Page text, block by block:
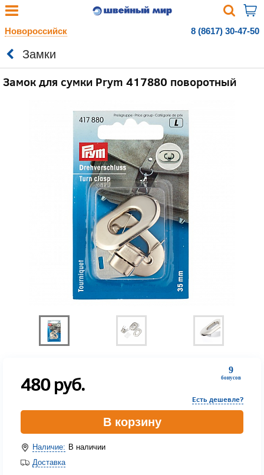
Новороссийск 8 (8617) 30-47-50
Замки
Замок для сумки Prym 417880 поворотный
9
бонусов
480руб.
Есть дешевле?
В корзину
Наличие: В наличии
Доставка